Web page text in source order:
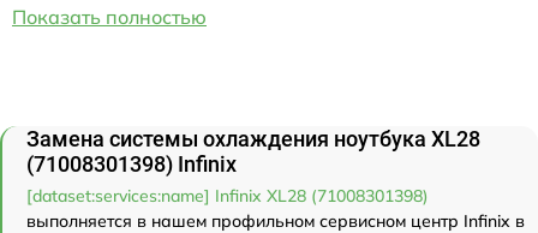
Показать полностью
Замена системы охлаждения ноутбука XL28
(71008301398) Infinix
[dataset:services:name] Infinix XL28 (71008301398)
выполняется в нашем профильном сервисном центр Infinix в